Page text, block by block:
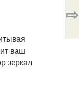
ваш
зеркал
⇨